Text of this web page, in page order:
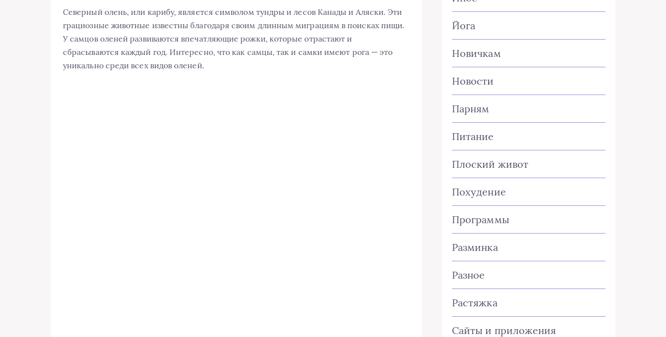
Северный олень, или карибу, является символом тундры и лесов Канады и Аляски. Эти
грациозные животные известны благодаря своим длинным миграциям в поисках пищи.
У самцов оленей развиваются впечатляющие рожки, которые отрастают и
сбрасываются каждый год. Интересно, что как самцы, так и самки имеют рога — это
уникально среди всех видов оленей.
Йога
Новичкам
Новости
Парням
Питание
Плоский живот
Похудение
Программы
Разминка
Разное
Растяжка
Сайты и приложения